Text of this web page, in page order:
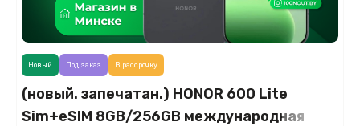
(новый. запечатан.) HONOR 600 Lite
Sim+eSIM 8GB/256GB международная
Новый Под заказ В рассрочку